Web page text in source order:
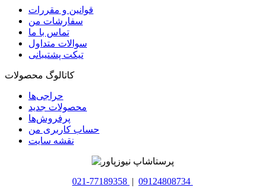
قوانین و مقررات
سفارشات من
تماس با ما
سوالات متداول
تیکت پشتیبانی
کاتالوگ محصولات
حراجی‌ها
محصولات جدید
پرفروش‌ها
حساب کاربری من
نقشه سایت
021-77189358 | 09124808734